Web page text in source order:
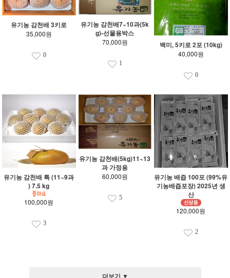
유기농 감천배 3키로
35,000원
0
유기농 감천배7~10과(5k
g)-선물용박스
70,000원
1
백미, 5키로 2포 (10kg)
40,000원
0
유기농 감천배 특 (11~9과
) 7.5 kg
100,000원
3
유기농 감천배(5kg)11~13
과 가정용
60,000원
5
유기농 배즙 100포 (99%유
기농배즙포장) 2025년 생
산
120,000원
2
더보기 ▼